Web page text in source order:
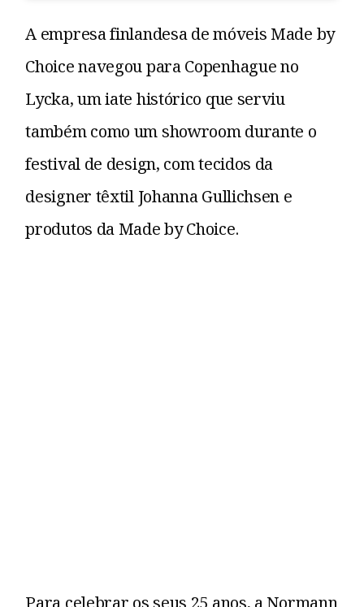
A empresa finlandesa de móveis Made by
Choice navegou para Copenhague no
Lycka, um iate histórico que serviu
também como um showroom durante o
festival de design, com tecidos da
designer têxtil Johanna Gullichsen e
produtos da Made by Choice.